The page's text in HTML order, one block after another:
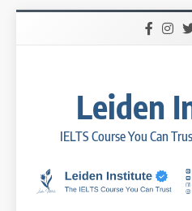
Leiden
IELTS Course You Can